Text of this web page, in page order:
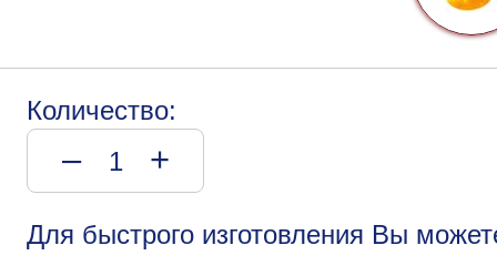
Количество:
– +
Для быстрого изготовления Вы